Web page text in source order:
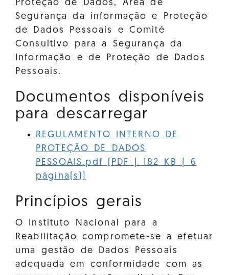
Proteção de Dados, Área de
Segurança da informação e Proteção
de Dados Pessoais e Comité
Consultivo para a Segurança da
Informação e de Proteção de Dados
Pessoais.
Documentos disponíveis
para descarregar
REGULAMENTO INTERNO DE
PROTEÇÃO DE DADOS
PESSOAIS.pdf [PDF | 182 KB | 6
página(s)]
Princípios gerais
O Instituto Nacional para a
Reabilitação compromete-se a efetuar
uma gestão de Dados Pessoais
adequada em conformidade com as